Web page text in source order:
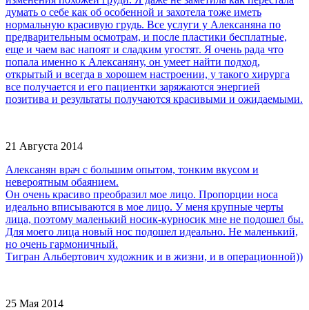
думать о себе как об особенной и захотела тоже иметь
нормальную красивую грудь. Все услуги у Алексаняна по
предварительным осмотрам, и после пластики бесплатные,
еще и чаем вас напоят и сладким угостят. Я очень рада что
попала именно к Алексаняну, он умеет найти подход,
открытый и всегда в хорошем настроении, у такого хирурга
все получается и его пациентки заряжаются энергией
позитива и результаты получаются красивыми и ожидаемыми.
21 Августа 2014
Алексанян врач с большим опытом, тонким вкусом и
невероятным обаянием.
Он очень красиво преобразил мое лицо. Пропорции носа
идеально вписываются в мое лицо. У меня крупные черты
лица, поэтому маленький носик-курносик мне не подошел бы.
Для моего лица новый нос подошел идеально. Не маленький,
но очень гармоничный.
Тигран Альбертович художник и в жизни, и в операционной))
25 Мая 2014